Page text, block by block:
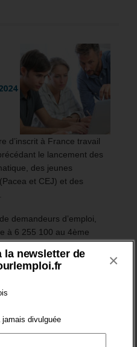
la newsletter de
divulguée
×
d’inscrit à France travail
le lancement des
des jeunes
et CEJ) et des
demandeurs d’emploi,
à 6 255 100 au 4ème
augmenté de +1,5%.
nombre des inscrits (sans
emploi) a augmenté de
inscrits tenus de